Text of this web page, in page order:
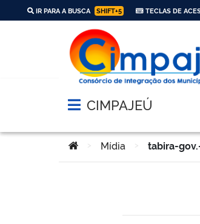
IR PARA A BUSCA SHIFT+5 TECLAS DE
Abrir menu principal de
CIMPAJEÚ
Você está aqui:
> Mídia > tabira-